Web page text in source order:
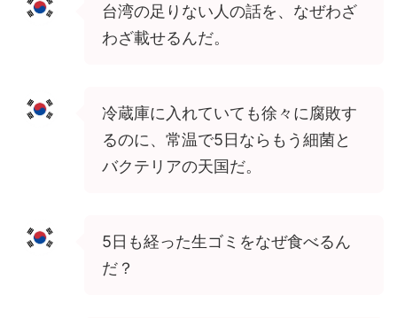
台湾の足りない人の話を、なぜわざ
わざ載せるんだ。
冷蔵庫に入れていても徐々に腐敗す
るのに、常温で5日ならもう細菌と
バクテリアの天国だ。
5日も経った生ゴミをなぜ食べるん
だ？